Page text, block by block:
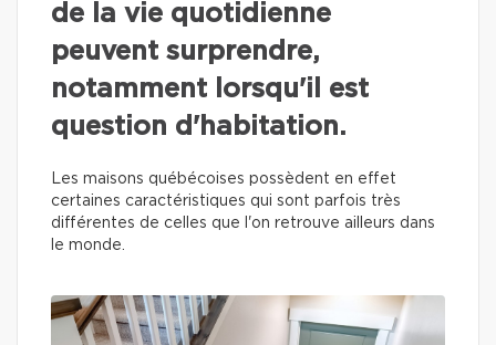
de la vie quotidienne
peuvent surprendre,
notamment lorsqu'il est
question d'habitation.
Les maisons québécoises possèdent en effet
certaines caractéristiques qui sont parfois très
différentes de celles que l'on retrouve ailleurs dans
le monde.